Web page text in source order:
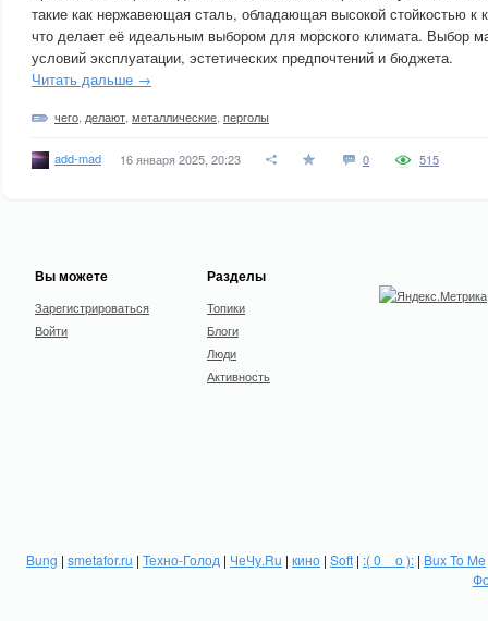
такие как нержавеющая сталь, обладающая высокой стойкостью к
что делает её идеальным выбором для морского климата. Выбор
условий эксплуатации, эстетических предпочтений и бюджета.
Читать дальше →
чего делают металлические перголы
add-mad 16 января 2025, 20:23 0 515
Вы можете
Зарегистрироваться
Войти
Разделы
Топики
Блоги
Люди
Активность
Bung | smetafor.ru | Техно-Голод | ЧеЧу.Ru | кино | Soft | :( 0 _ о ): | Bux To Me